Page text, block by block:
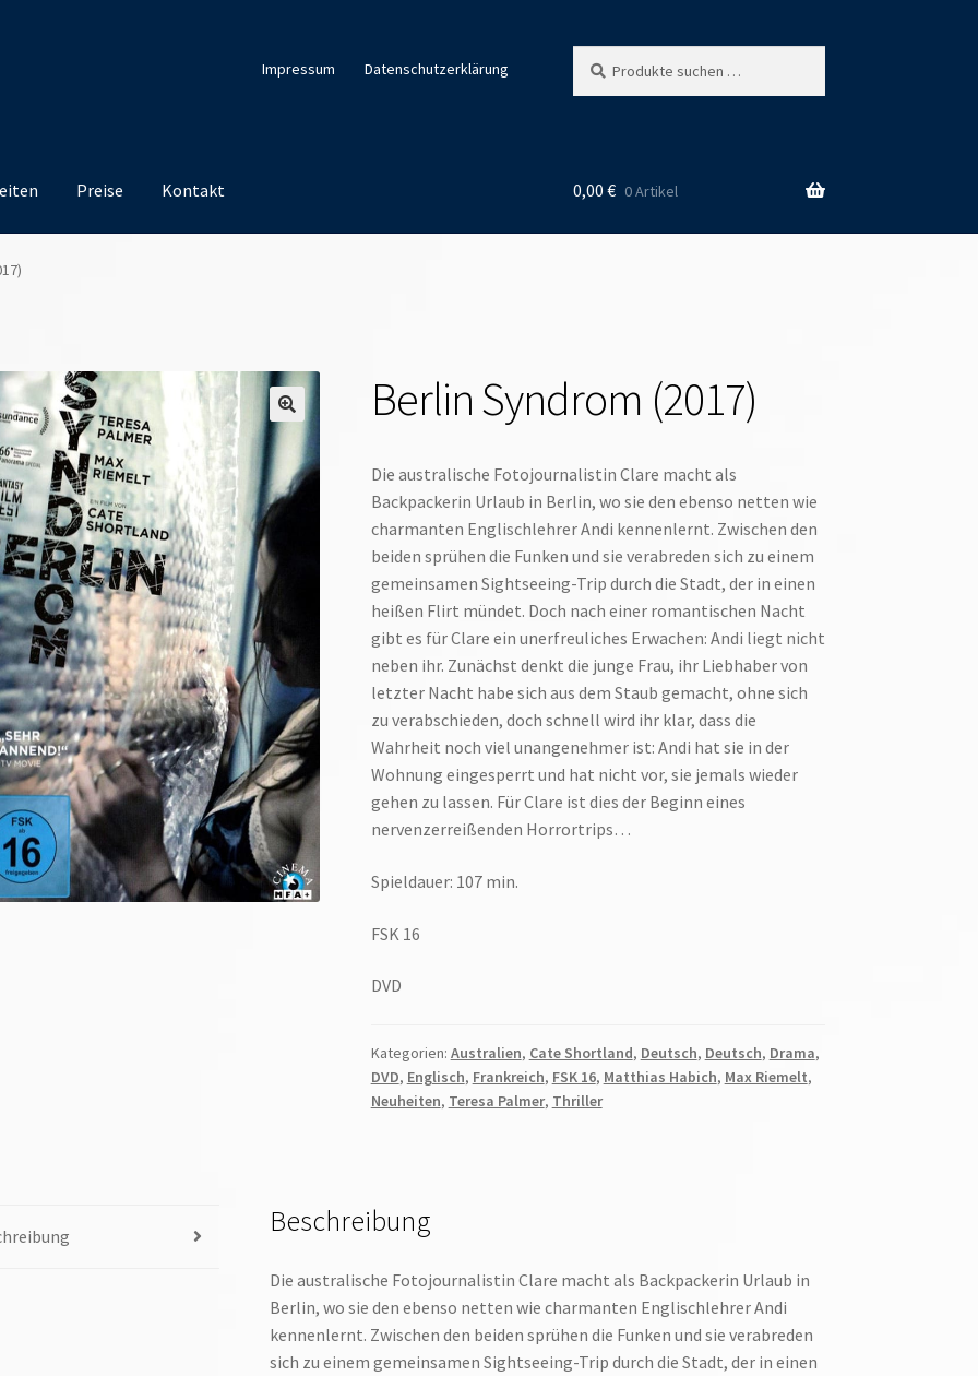
Impressum Datenschutzerklärung
nach:
Preise Kontakt 0,00 € 0 Artikel
Berlin Syndrom (2017)
Die australische Fotojournalistin Clare macht als
Backpackerin Urlaub in Berlin, wo sie den ebenso netten wie
charmanten Englischlehrer Andi kennenlernt. Zwischen den
beiden sprühen die Funken und sie verabreden sich zu einem
gemeinsamen Sightseeing-Trip durch die Stadt, der in einen
heißen Flirt mündet. Doch nach einer romantischen Nacht
gibt es für Clare ein unerfreuliches Erwachen: Andi liegt nicht
neben ihr. Zunächst denkt die junge Frau, ihr Liebhaber von
letzter Nacht habe sich aus dem Staub gemacht, ohne sich
zu verabschieden, doch schnell wird ihr klar, dass die
Wahrheit noch viel unangenehmer ist: Andi hat sie in der
Wohnung eingesperrt und hat nicht vor, sie jemals wieder
gehen zu lassen. Für Clare ist dies der Beginn eines
nervenzerreißenden Horrortrips…
Spieldauer: 107 min.
FSK 16
DVD
Kategorien: Australien, Cate Shortland, Deutsch, Deutsch, Drama,
DVD, Englisch, Frankreich, FSK 16, Matthias Habich, Max Riemelt,
Neuheiten, Teresa Palmer, Thriller
Beschreibung
Die australische Fotojournalistin Clare macht als Backpackerin Urlaub in
Berlin, wo sie den ebenso netten wie charmanten Englischlehrer Andi
kennenlernt. Zwischen den beiden sprühen die Funken und sie verabreden
sich zu einem gemeinsamen Sightseeing-Trip durch die Stadt, der in einen